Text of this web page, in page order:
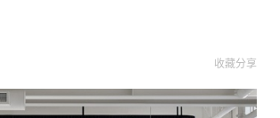
收藏分享